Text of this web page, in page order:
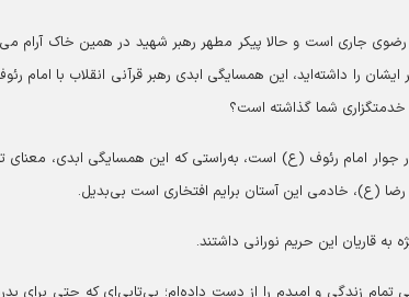
جاری است و حالا پیکر مطهر رهبر شهید در همین خاک آرام
را داشته‌اید، این همسایگی ابدی رهبر قرآنی انقلاب با امام
خدمتگزاری شما گذاشته است؟
جوار امام رئوف (ع) است، به‌راستی که این همسایگی ابدی، معنای
(ع)، خادمی این آستان برایم افتخاری است بی‌بدیل.
به قاریان این حریم نورانی داشتند.